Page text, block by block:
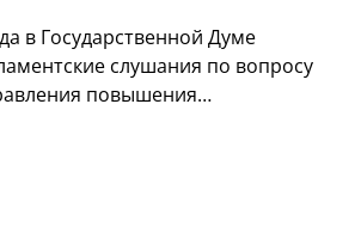
в Государственной Думе
слушания по вопросу
повышения
Вниманию членов...